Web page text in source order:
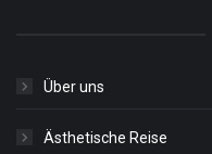
Über uns
Ästhetische Reise